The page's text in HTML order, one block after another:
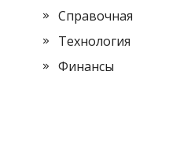
Справочная
Технология
Финансы